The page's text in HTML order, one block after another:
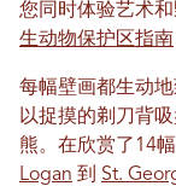
您同时体验艺术
生动物保护区指南
每幅壁画都生动
以捉摸的剃刀背
熊。在欣赏了14
Logan 到 St.